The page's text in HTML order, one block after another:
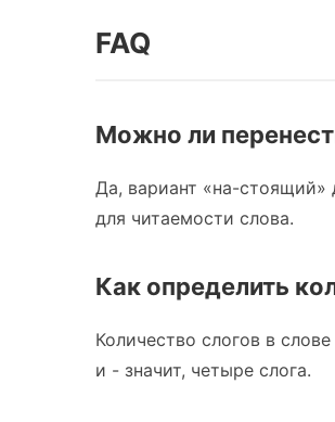
FAQ
Можно ли
Да, вариант «на-стоящий»
для читаемости слова.
Как определить
Количество слогов в
и - значит, четыре слога.